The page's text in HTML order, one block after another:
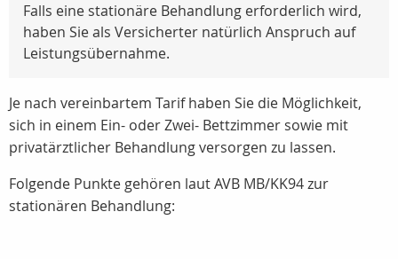
Falls eine stationäre Behandlung erforderlich wird,
haben Sie als Versicherter natürlich Anspruch auf
Leistungsübernahme.
Je nach vereinbartem Tarif haben Sie die Möglichkeit,
sich in einem Ein- oder Zwei- Bettzimmer sowie mit
privatärztlicher Behandlung versorgen zu lassen.
Folgende Punkte gehören laut AVB MB/KK94 zur
stationären Behandlung: